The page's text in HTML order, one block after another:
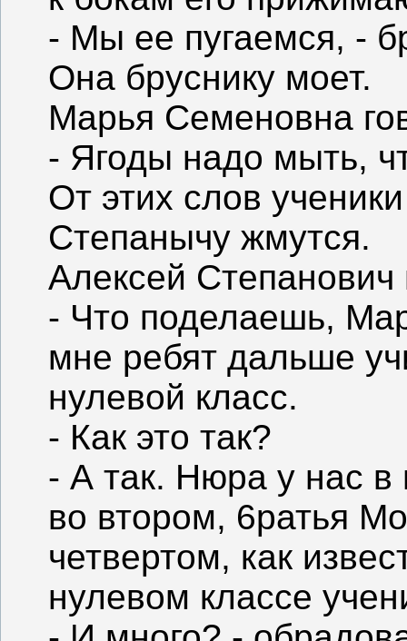
- Мы ее пугаемся, -
Она бруснику моет.
Марья Семеновна
- Ягоды надо мыть,
От этих слов
Степанычу жмутся.
Алексей Степанович
- Что поделаешь,
мне ребят дальше
нулевой класс.
- Как это так?
- А так. Нюра у нас
во втором, 6ратья
четвертом, как
нулевом классе